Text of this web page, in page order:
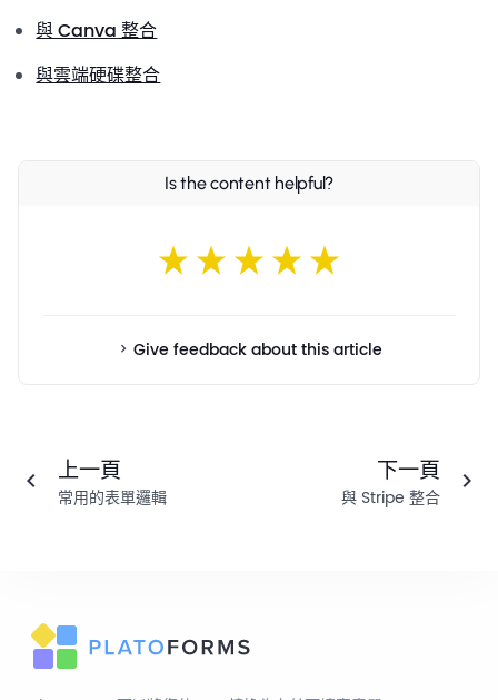
與 Canva 整合
與雲端硬碟整合
Is the content helpful?
Give feedback about this article
上一頁
常用的表單邏輯
下一頁
與 Stripe 整合